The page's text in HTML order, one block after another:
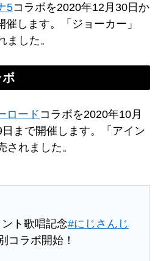
5コラボを2020年12月30日か
します。「ジョーカー」
ました。
ボ
ロード コラボを2020年10月
まで開催します。「アイン
されました。
ト歌唱記念#にじさんじ
コラボ開始！